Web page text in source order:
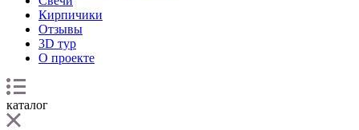
Кирпичики
Отзывы
3D тур
О проекте
каталог